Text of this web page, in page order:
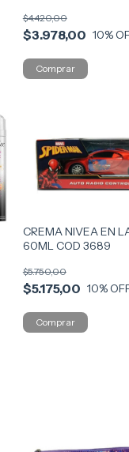
$3.978,00
$4.420,00
10%
CREMA NIVEA EN
60ML COD 3689
$5.175,00
$5.750,00
10%